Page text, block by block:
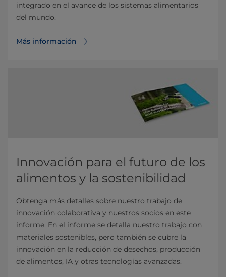
integrado en el avance de los sistemas alimentarios
del mundo.
Más información
Innovación para el futuro de los
alimentos y la sostenibilidad
Obtenga más detalles sobre nuestro trabajo de
innovación colaborativa y nuestros socios en este
informe. En el informe se detalla nuestro trabajo con
materiales sostenibles, pero también se cubre la
innovación en la reducción de desechos, producción
de alimentos, IA y otras tecnologías avanzadas.